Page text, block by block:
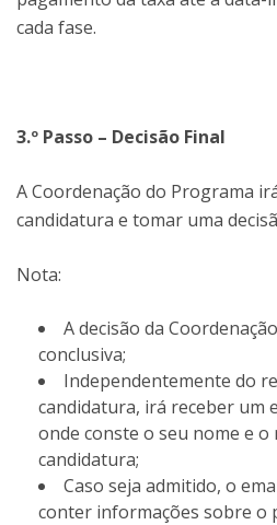
cada fase.
3.º Passo – Decisão Final
A Coordenação do Programa
candidatura e tomar uma
Nota:
A decisão da
conclusiva;
Independentemente do
candidatura, irá receber um
onde conste o seu nome e
candidatura;
Caso seja admitido, o
conter informações sobre o